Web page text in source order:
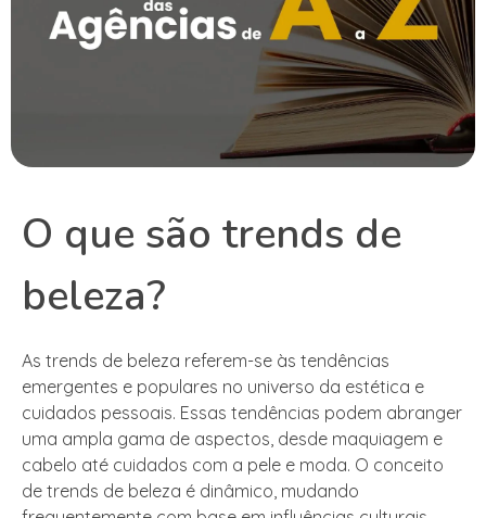
O que são trends de
beleza?
As trends de beleza referem-se às tendências
emergentes e populares no universo da estética e
cuidados pessoais. Essas tendências podem abranger
uma ampla gama de aspectos, desde maquiagem e
cabelo até cuidados com a pele e moda. O conceito
de trends de beleza é dinâmico, mudando